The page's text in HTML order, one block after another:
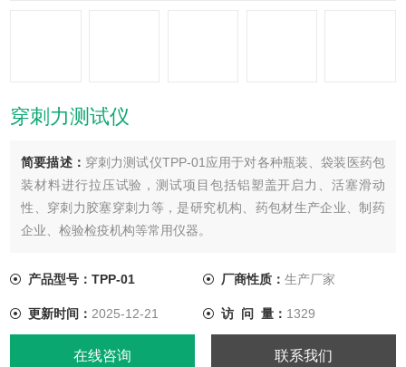
穿刺力测试仪
简要描述： 穿刺力测试仪TPP-01应用于对各种瓶装、袋装医药包
装材料进行拉压试验，测试项目包括铝塑盖开启力、活塞滑动
性、穿刺力胶塞穿刺力等，是研究机构、药包材生产企业、制药
企业、检验检疫机构等常用仪器。
产品型号：TPP-01 厂商性质： 生产厂家
更新时间： 2025-12-21 访 问 量： 1329
在线咨询 联系我们